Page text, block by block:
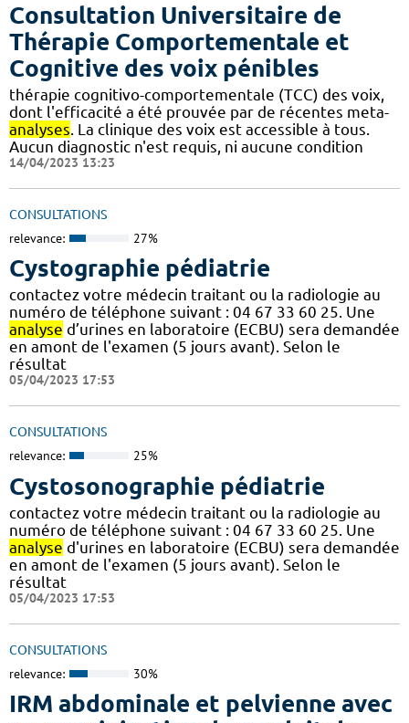
Consultation Universitaire de
Thérapie Comportementale et
Cognitive des voix pénibles
thérapie cognitivo-comportementale (TCC) des voix,
dont l'efficacité a été prouvée par de récentes meta-
analyses. La clinique des voix est accessible à tous.
Aucun diagnostic n'est requis, ni aucune condition
14/04/2023 13:23
CONSULTATIONS
relevance: 27%
Cystographie pédiatrie
contactez votre médecin traitant ou la radiologie au
numéro de téléphone suivant : 04 67 33 60 25. Une
analyse d’urines en laboratoire (ECBU) sera demandée
en amont de l'examen (5 jours avant). Selon le
résultat
05/04/2023 17:53
CONSULTATIONS
relevance: 25%
Cystosonographie pédiatrie
contactez votre médecin traitant ou la radiologie au
numéro de téléphone suivant : 04 67 33 60 25. Une
analyse d'urines en laboratoire (ECBU) sera demandée
en amont de l'examen (5 jours avant). Selon le
résultat
05/04/2023 17:53
CONSULTATIONS
relevance: 30%
IRM abdominale et pelvienne avec